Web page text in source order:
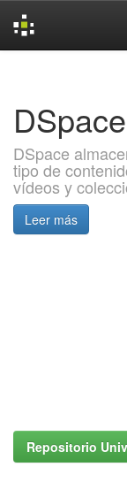
DSpace
DSpace
tipo de
vídeos y
Leer más
Repositorio